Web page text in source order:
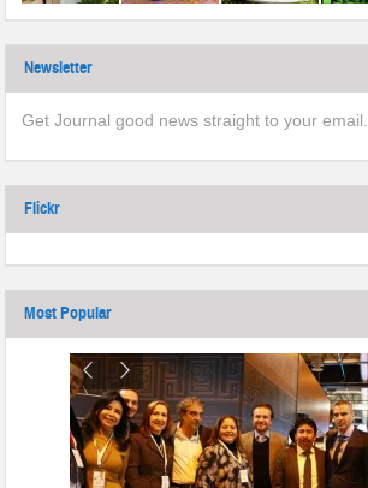
Newsletter
Get Journal good news straight to your email.
Flickr
Most Popular